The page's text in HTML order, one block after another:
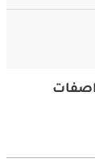
تون 2.4 تي المواصفات